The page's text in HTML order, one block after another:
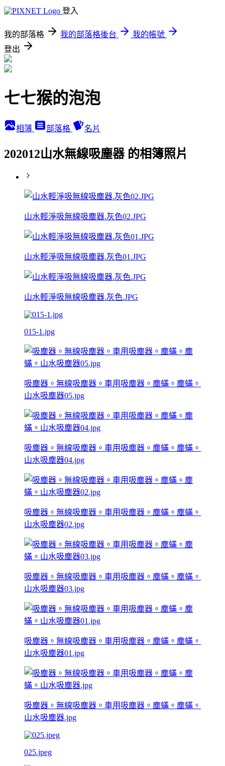
登入
我的部落格 我的部落格後台
我的帳號
登出
七七猴的泡泡
相簿 部落格 名片
202012山水無線吸塵器 的相簿照片
山水輕淨吸無線吸塵器.灰色02.JPG
山水輕淨吸無線吸塵器.灰色01.JPG
山水輕淨吸無線吸塵器.灰色.JPG
015-1.jpg
吸塵器。無線吸塵器。車用吸塵器。塵蟎。塵蟎。
山水吸塵器05.jpg
吸塵器。無線吸塵器。車用吸塵器。塵蟎。塵蟎。
山水吸塵器04.jpg
吸塵器。無線吸塵器。車用吸塵器。塵蟎。塵蟎。
山水吸塵器02.jpg
吸塵器。無線吸塵器。車用吸塵器。塵蟎。塵蟎。
山水吸塵器03.jpg
吸塵器。無線吸塵器。車用吸塵器。塵蟎。塵蟎。
山水吸塵器01.jpg
吸塵器。無線吸塵器。車用吸塵器。塵蟎。塵蟎。
山水吸塵器.jpg
025.jpeg